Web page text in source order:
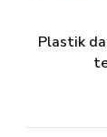
Plastik